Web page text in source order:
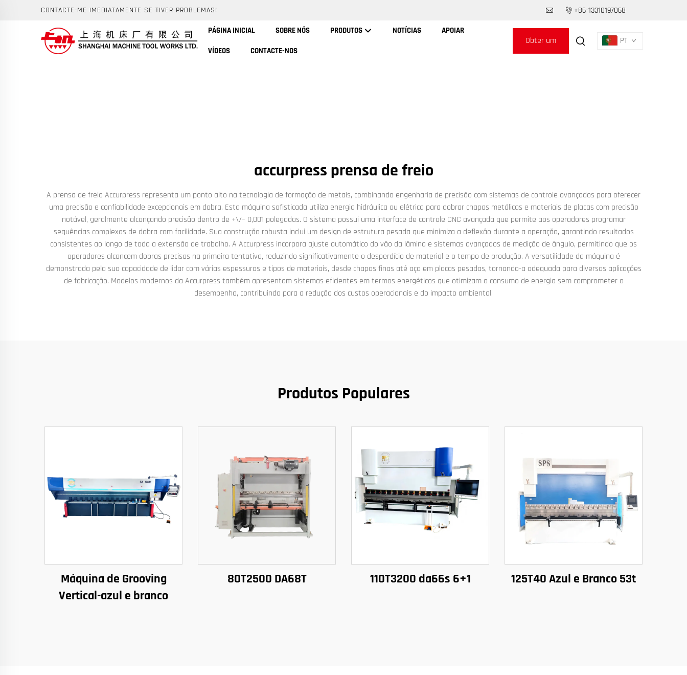
CONTACTE-ME IMEDIATAMENTE SE TIVER PROBLEMAS! +86-13310197068
PÁGINA INICIAL SOBRE NÓS PRODUTOS NOTÍCIAS APOIAR
VÍDEOS CONTACTE-NOS
Obter um PT
accurpress prensa de freio
A prensa de freio Accurpress representa um ponto alto na tecnologia de formação de metais, combinando engenharia de precisão com sistemas de controle avançados para oferecer
uma precisão e confiabilidade excepcionais em dobra. Esta máquina sofisticada utiliza energia hidráulica ou elétrica para dobrar chapas metálicas e materiais de placas com precisão
notável, geralmente alcançando precisão dentro de +\/– 0,001 polegadas. O sistema possui uma interface de controle CNC avançada que permite aos operadores programar
sequências complexas de dobra com facilidade. Sua construção robusta inclui um design de estrutura pesada que minimiza a deflexão durante a operação, garantindo resultados
consistentes ao longo de toda a extensão de trabalho. A Accurpress incorpora ajuste automático do vão da lâmina e sistemas avançados de medição de ângulo, permitindo que os
operadores alcancem dobras precisas na primeira tentativa, reduzindo significativamente o desperdício de material e o tempo de produção. A versatilidade da máquina é
demonstrada pela sua capacidade de lidar com várias espessuras e tipos de materiais, desde chapas finas até aço em placas pesadas, tornando-a adequada para diversas aplicações
de fabricação. Modelos modernos da Accurpress também apresentam sistemas eficientes em termos energéticos que otimizam o consumo de energia sem comprometer o
desempenho, contribuindo para a redução dos custos operacionais e do impacto ambiental.
Produtos Populares
Máquina de Grooving
Vertical-azul e branco
80T2500 DA68T 110T3200 da66s 6+1 125T40 Azul e Branco 53t